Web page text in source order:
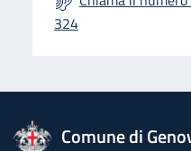
324
logo Unione Europea
Comune di